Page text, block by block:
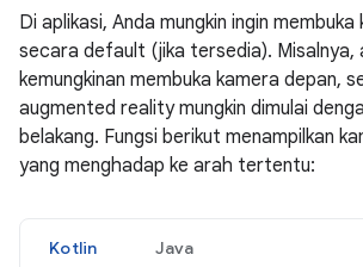
Di aplikasi, Anda mungkin ingin
secara default (jika tersedia). Misalnya,
kemungkinan membuka kamera depan,
augmented reality mungkin dimulai
belakang. Fungsi berikut menampilkan
yang menghadap ke arah tertentu:
Kotlin Java